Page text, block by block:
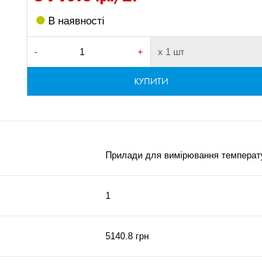
В наявності
- + х 1 шт
КУПИТИ
Прилади для вимірювання
1
5140.8 грн